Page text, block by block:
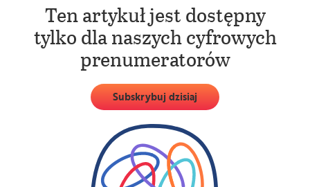
Ten artykuł jest dostępny
tylko dla naszych cyfrowych
prenumeratorów
Subskrybuj dzisiaj